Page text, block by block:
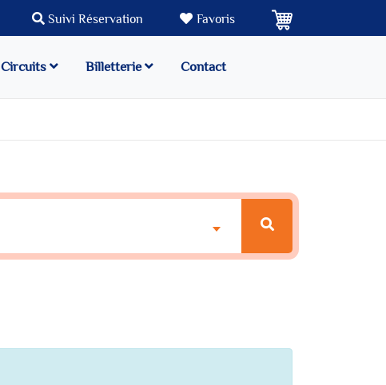
Suivi Réservation Favoris
Circuits Billetterie Contact